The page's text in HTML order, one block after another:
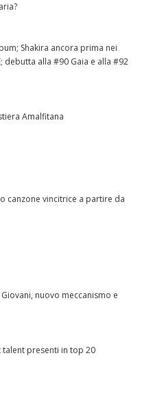
Shakira ancora prima nei
debutta alla #90 Gaia e alla #92
Amalfitana
canzone vincitrice a partire da
nuovo meccanismo e
talent presenti in top 20